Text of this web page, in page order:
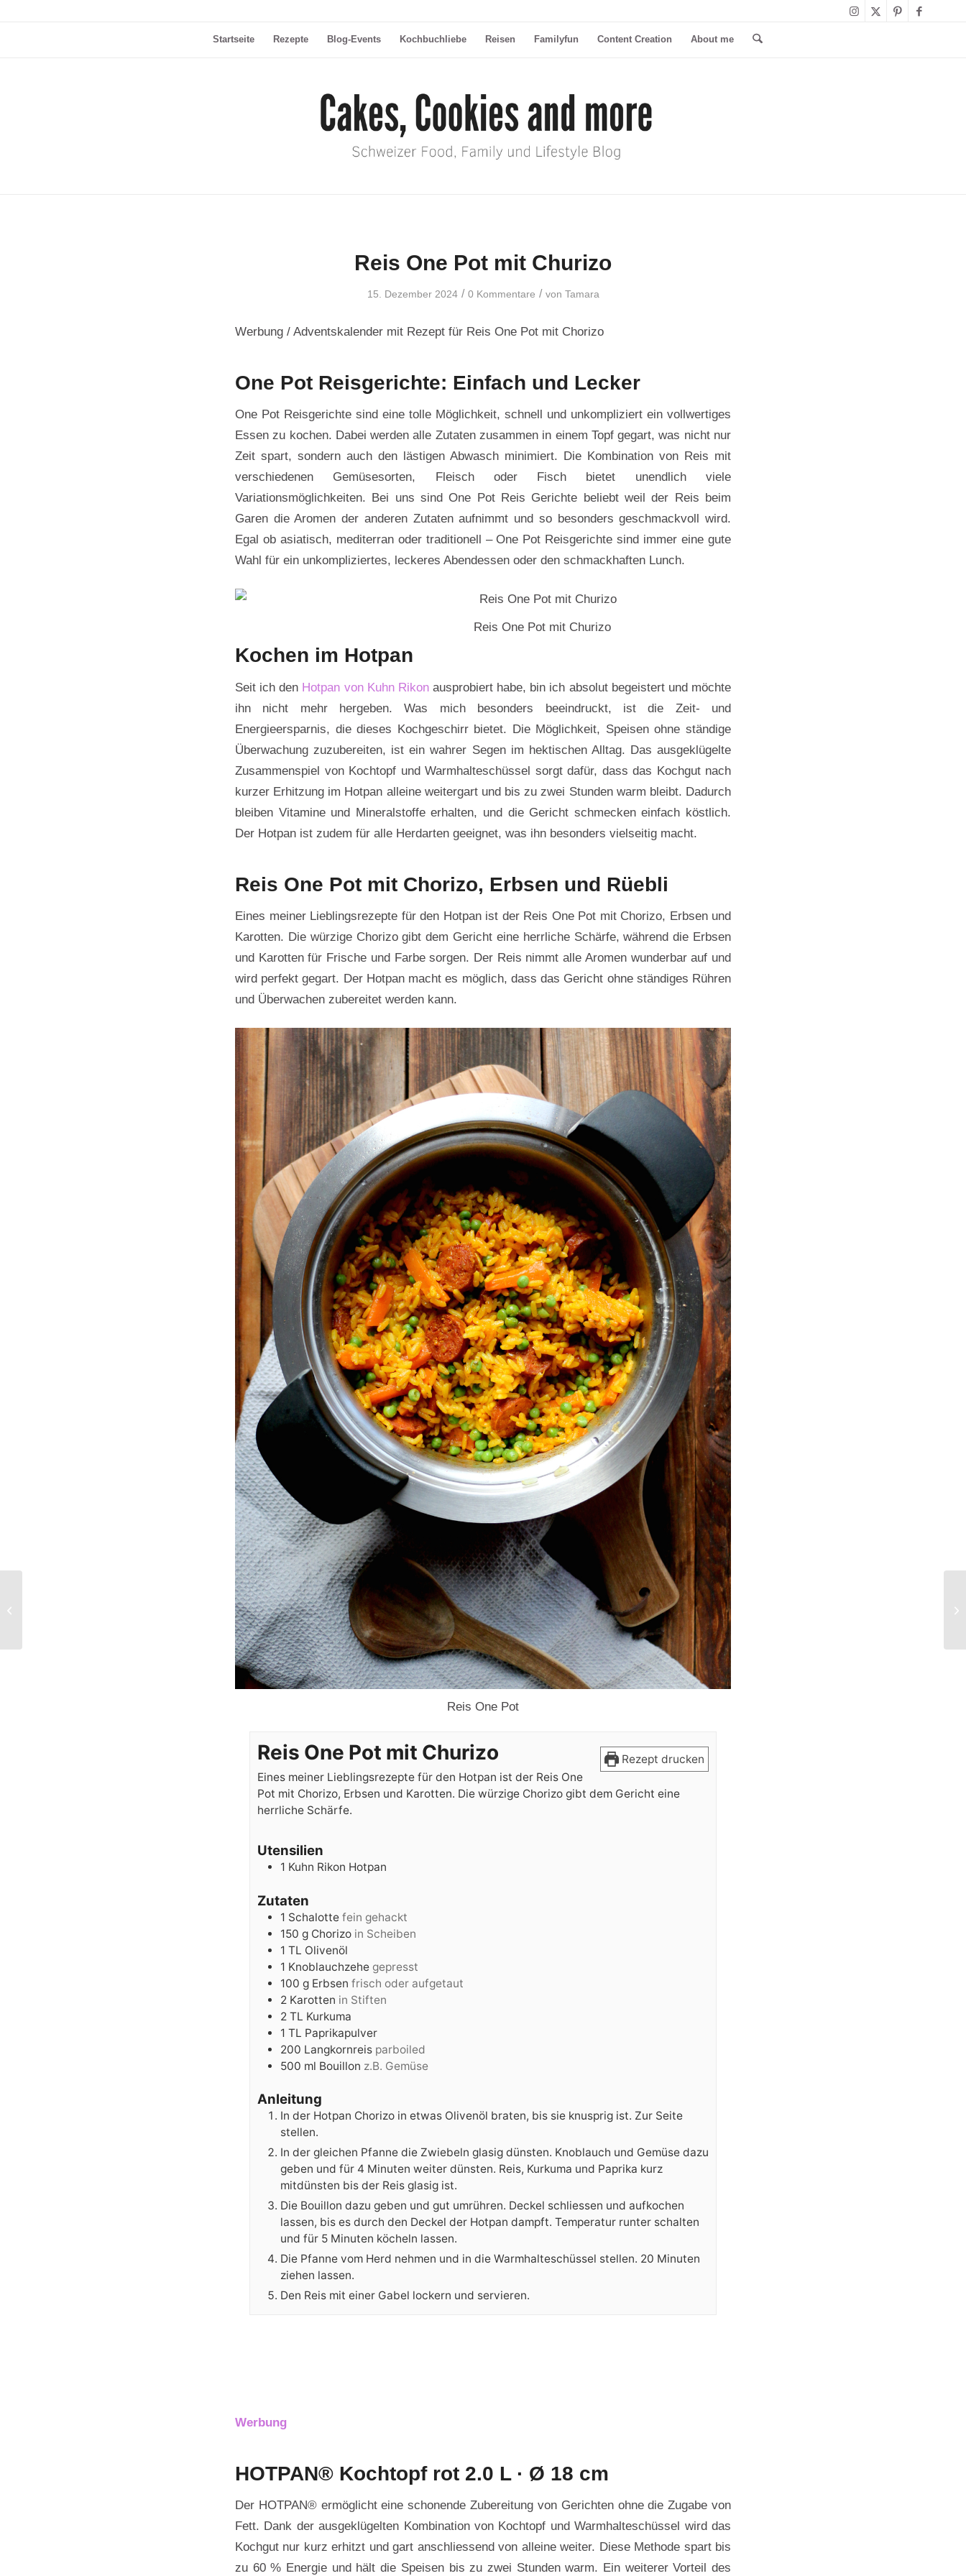
Startseite Rezepte Blog-Events Kochbuchliebe Reisen Familyfun Content Creation About me
Reis One Pot mit Churizo
15. Dezember 2024 / 0 Kommentare / von Tamara
Werbung / Adventskalender mit Rezept für Reis One Pot mit Chorizo
One Pot Reisgerichte: Einfach und Lecker
One Pot Reisgerichte sind eine tolle Möglichkeit, schnell und unkompliziert ein vollwertiges
Essen zu kochen. Dabei werden alle Zutaten zusammen in einem Topf gegart, was nicht nur
Zeit spart, sondern auch den lästigen Abwasch minimiert. Die Kombination von Reis mit
verschiedenen Gemüsesorten, Fleisch oder Fisch bietet unendlich viele
Variationsmöglichkeiten. Bei uns sind One Pot Reis Gerichte beliebt weil der Reis beim
Garen die Aromen der anderen Zutaten aufnimmt und so besonders geschmackvoll wird.
Egal ob asiatisch, mediterran oder traditionell – One Pot Reisgerichte sind immer eine gute
Wahl für ein unkompliziertes, leckeres Abendessen oder den schmackhaften Lunch.
Reis One Pot mit Churizo
Kochen im Hotpan
Seit ich den Hotpan von Kuhn Rikonausprobiert habe, bin ich absolut begeistert und möchte
ihn nicht mehr hergeben. Was mich besonders beeindruckt, ist die Zeit- und
Energieersparnis, die dieses Kochgeschirr bietet. Die Möglichkeit, Speisen ohne ständige
Überwachung zuzubereiten, ist ein wahrer Segen im hektischen Alltag. Das ausgeklügelte
Zusammenspiel von Kochtopf und Warmhalteschüssel sorgt dafür, dass das Kochgut nach
kurzer Erhitzung im Hotpan alleine weitergart und bis zu zwei Stunden warm bleibt. Dadurch
bleiben Vitamine und Mineralstoffe erhalten, und die Gericht schmecken einfach köstlich.
Der Hotpan ist zudem für alle Herdarten geeignet, was ihn besonders vielseitig macht.
Reis One Pot mit Chorizo, Erbsen und Rüebli
Eines meiner Lieblingsrezepte für den Hotpan ist der Reis One Pot mit Chorizo, Erbsen und
Karotten. Die würzige Chorizo gibt dem Gericht eine herrliche Schärfe, während die Erbsen
und Karotten für Frische und Farbe sorgen. Der Reis nimmt alle Aromen wunderbar auf und
wird perfekt gegart. Der Hotpan macht es möglich, dass das Gericht ohne ständiges Rühren
und Überwachen zubereitet werden kann.
Reis One Pot
Rezept drucken
Reis One Pot mit Churizo
Eines meiner Lieblingsrezepte für den Hotpan ist der Reis One
Pot mit Chorizo, Erbsen und Karotten. Die würzige Chorizo gibt dem Gericht eine
herrliche Schärfe.
Utensilien
1 Kuhn Rikon Hotpan
Zutaten
1 Schalotte fein gehackt
150 g Chorizo in Scheiben
1 TL Olivenöl
1 Knoblauchzehe gepresst
100 g Erbsen frisch oder aufgetaut
2 Karotten in Stiften
2 TL Kurkuma
1 TL Paprikapulver
200 Langkornreis parboiled
500 ml Bouillon z.B. Gemüse
Anleitung
In der Hotpan Chorizo in etwas Olivenöl braten, bis sie knusprig ist. Zur Seite
stellen.
In der gleichen Pfanne die Zwiebeln glasig dünsten. Knoblauch und Gemüse dazu
geben und für 4 Minuten weiter dünsten. Reis, Kurkuma und Paprika kurz
mitdünsten bis der Reis glasig ist.
Die Bouillon dazu geben und gut umrühren. Deckel schliessen und aufkochen
lassen, bis es durch den Deckel der Hotpan dampft. Temperatur runter schalten
und für 5 Minuten köcheln lassen.
Die Pfanne vom Herd nehmen und in die Warmhalteschüssel stellen. 20 Minuten
ziehen lassen.
Den Reis mit einer Gabel lockern und servieren.
Werbung
HOTPAN® Kochtopf rot 2.0 L · Ø 18 cm
Der HOTPAN® ermöglicht eine schonende Zubereitung von Gerichten ohne die Zugabe von
Fett. Dank der ausgeklügelten Kombination von Kochtopf und Warmhalteschüssel wird das
Kochgut nur kurz erhitzt und gart anschliessend von alleine weiter. Diese Methode spart bis
zu 60 % Energie und hält die Speisen bis zu zwei Stunden warm. Ein weiterer Vorteil des